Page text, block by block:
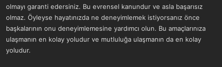
olmayı garanti edersiniz. Bu evrensel kanundur ve asla başarısız
olmaz. Öyleyse hayatınızda ne deneyimlemek istiyorsanız önce
başkalarının onu deneyimlemesine yardımcı olun. Bu amaçlarınıza
ulaşmanın en kolay yoludur ve mutluluğa ulaşmanın da en kolay
yoludur.